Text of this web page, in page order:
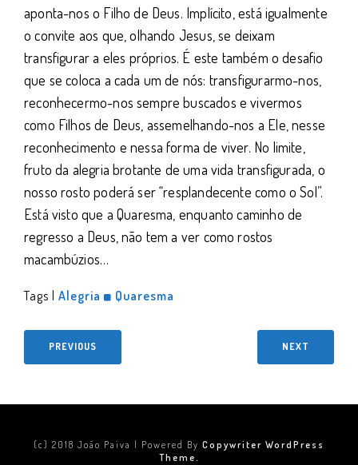
aponta-nos o Filho de Deus. Implícito, está igualmente
o convite aos que, olhando Jesus, se deixam
transfigurar a eles próprios. É este também o desafio
que se coloca a cada um de nós: transfigurarmo-nos,
reconhecermo-nos sempre buscados e vivermos
como Filhos de Deus, assemelhando-nos a Ele, nesse
reconhecimento e nessa forma de viver. No limite,
fruto da alegria brotante de uma vida transfigurada, o
nosso rosto poderá ser “resplandecente como o Sol”.
Está visto que a Quaresma, enquanto caminho de
regresso a Deus, não tem a ver como rostos
macambúzios…
Tags | Alegria Quaresma
PREVIOUS NEXT
(c) 2018 João Paiva | Powered By Copywriter WordPress
Theme.